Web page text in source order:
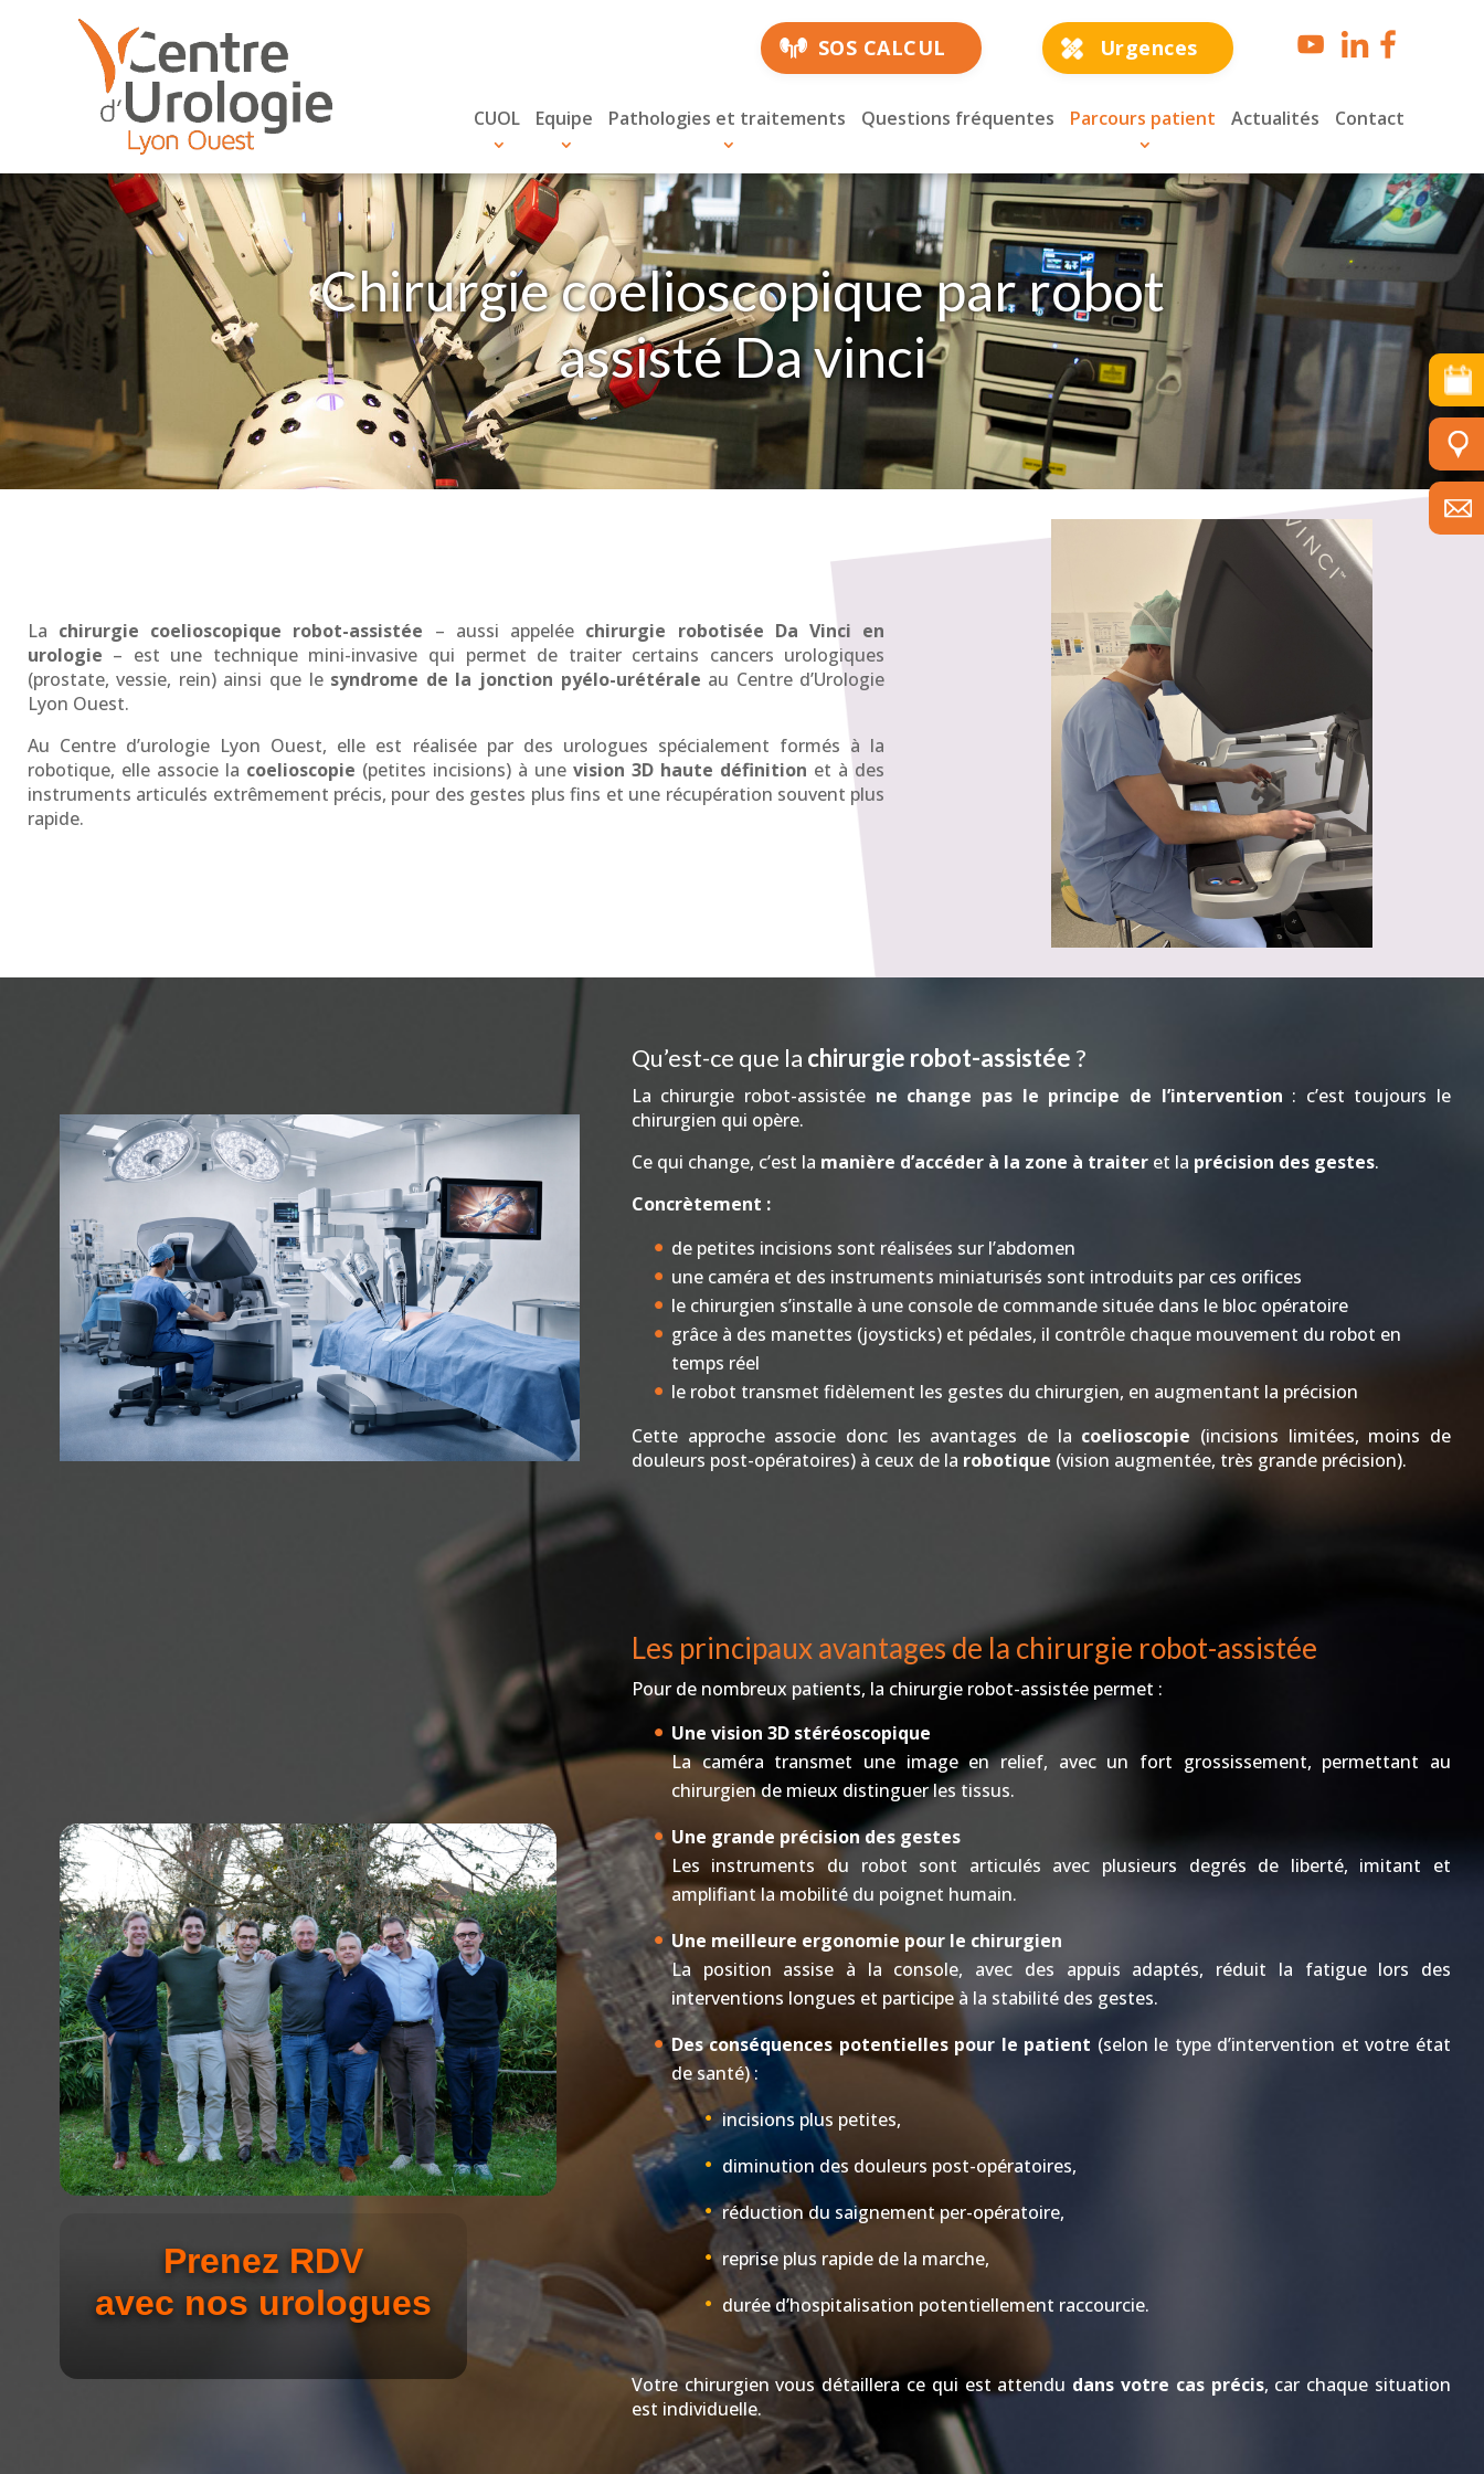
SOS CALCUL Urgences
CUOL Equipe Pathologies et traitements Questions fréquentes Parcours patient Actualités Contact
Chirurgie coelioscopique par robot
assisté Da vinci
La chirurgie coelioscopique robot-assistée – aussi appelée chirurgie robotisée Da Vinci en
urologie – est une technique mini-invasive qui permet de traiter certains cancers urologiques
(prostate, vessie, rein) ainsi que le syndrome de la jonction pyélo-urétérale au Centre d’Urologie
Lyon Ouest.
Au Centre d’urologie Lyon Ouest, elle est réalisée par des urologues spécialement formés à la
robotique, elle associe la coelioscopie (petites incisions) à unevision 3D haute définition et à des
instruments articulés extrêmement précis, pour des gestes plus fins et une récupération souvent plus
rapide.
Qu’est-ce que la chirurgie robot-assistée ?
La chirurgie robot-assistée ne change pas le principe de l’intervention : c’est toujours le
chirurgien qui opère.
Ce qui change, c’est la manière d’accéder à la zone à traiteret la précision des gestes.
Concrètement :
de petites incisions sont réalisées sur l’abdomen
une caméra et des instruments miniaturisés sont introduits par ces orifices
le chirurgien s’installe à une console de commande située dans le bloc opératoire
grâce à des manettes (joysticks) et pédales, il contrôle chaque mouvement du robot en
temps réel
le robot transmet fidèlement les gestes du chirurgien, en augmentant la précision
Cette approche associe donc les avantages de la coelioscopie (incisions limitées, moins de
douleurs post-opératoires) à ceux de la robotique (vision augmentée, très grande précision).
Prenez RDV
avec nos urologues
Les principaux avantages de la chirurgie robot-assistée
Pour de nombreux patients, la chirurgie robot-assistée permet :
Une vision 3D stéréoscopique
La caméra transmet une image en relief, avec un fort grossissement, permettant au
chirurgien de mieux distinguer les tissus.
Une grande précision des gestes
Les instruments du robot sont articulés avec plusieurs degrés de liberté, imitant et
amplifiant la mobilité du poignet humain.
Une meilleure ergonomie pour le chirurgien
La position assise à la console, avec des appuis adaptés, réduit la fatigue lors des
interventions longues et participe à la stabilité des gestes.
Des conséquences potentielles pour le patient (selon le type d’intervention et votre état
de santé) :
incisions plus petites,
diminution des douleurs post-opératoires,
réduction du saignement per-opératoire,
reprise plus rapide de la marche,
durée d’hospitalisation potentiellement raccourcie.
Votre chirurgien vous détaillera ce qui est attendu dans votre cas précis, car chaque situation
est individuelle.